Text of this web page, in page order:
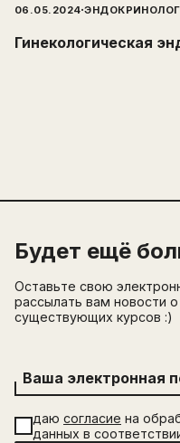
06.05.2024·
Гинекологическая
Будет ещё
Оставьте свою
рассылать вам новости
существующих курсов :)
Ваша электронная
даю согласие на
данных в